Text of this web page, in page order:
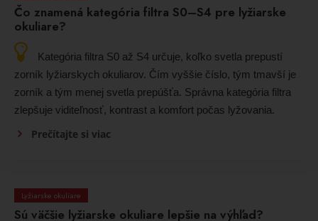
Čo znamená kategória filtra S0–S4 pre lyžiarske
okuliare?
Kategória filtra S0 až S4 určuje, koľko svetla prepustí
zorník lyžiarskych okuliarov. Čím vyššie číslo, tým tmavší je
zorník a tým menej svetla prepúšťa. Správna kategória filtra
zlepšuje viditeľnosť, kontrast a komfort počas lyžovania.
Prečítajte si viac
Lyžiarske okuliare
Sú väčšie lyžiarske okuliare lepšie na výhľad?